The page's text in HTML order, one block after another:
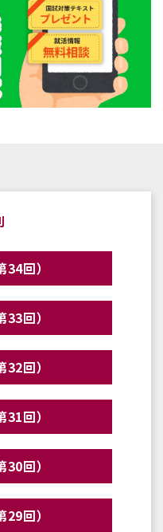
回）
回）
回）
回）
回）
回）